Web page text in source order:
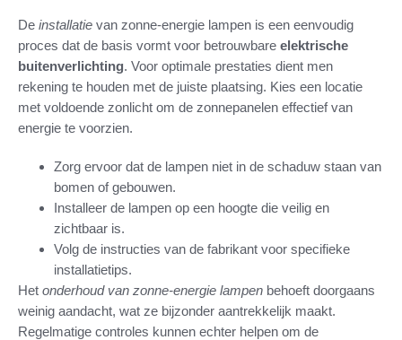
De installatie van zonne-energie lampen is een eenvoudig
proces dat de basis vormt voor betrouwbare elektrische
buitenverlichting. Voor optimale prestaties dient men
rekening te houden met de juiste plaatsing. Kies een locatie
met voldoende zonlicht om de zonnepanelen effectief van
energie te voorzien.
Zorg ervoor dat de lampen niet in de schaduw staan van
bomen of gebouwen.
Installeer de lampen op een hoogte die veilig en
zichtbaar is.
Volg de instructies van de fabrikant voor specifieke
installatietips.
Het onderhoud van zonne-energie lampen behoeft doorgaans
weinig aandacht, wat ze bijzonder aantrekkelijk maakt.
Regelmatige controles kunnen echter helpen om de